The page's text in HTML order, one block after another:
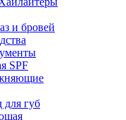
и бровей
SPF
губ